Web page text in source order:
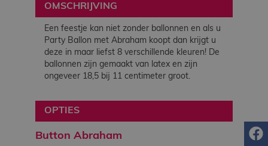
OMSCHRIJVING
Een feestje kan niet zonder ballonnen en als u
Party Ballon met Abraham koopt dan krijgt u
deze in maar liefst 8 verschillende kleuren! De
ballonnen zijn gemaakt van latex en zijn
ongeveer 18,5 bij 11 centimeter groot.
OPTIES
Button Abraham